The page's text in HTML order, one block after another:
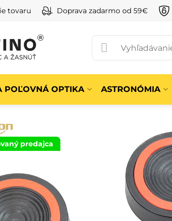
tovaru Doprava zadarmo od 59€
POĽOVNÁ OPTIKA ASTRONÓMIA
predajca